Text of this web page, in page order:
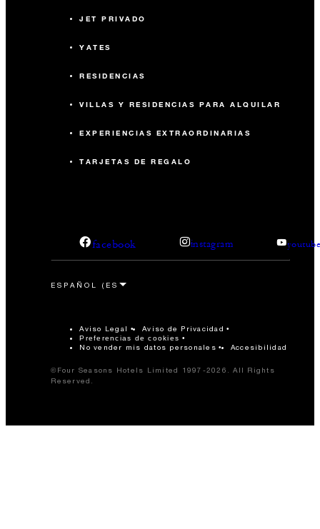
JET PRIVADO
YATES
RESIDENCIAS
VILLAS Y RESIDENCIAS PARA ALQUILAR
EXPERIENCIAS EXTRAORDINARIAS
TARJETAS DE REGALO
facebook instagram
Aviso Legal Aviso de Privacidad
Preferencias de cookies
No vender mis datos personales Accesibilidad
©Four Seasons Hotels Limited 1997-2026. All Rights
Reserved.